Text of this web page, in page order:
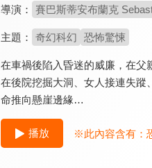
導演： 賽巴斯蒂安布蘭克
主題： 奇幻科幻 恐怖驚悚
在車禍後陷入昏迷的威廉，在父
在後院挖掘大洞、女人接連失蹤
命推向懸崖邊緣…
播放 ※此內容含有：